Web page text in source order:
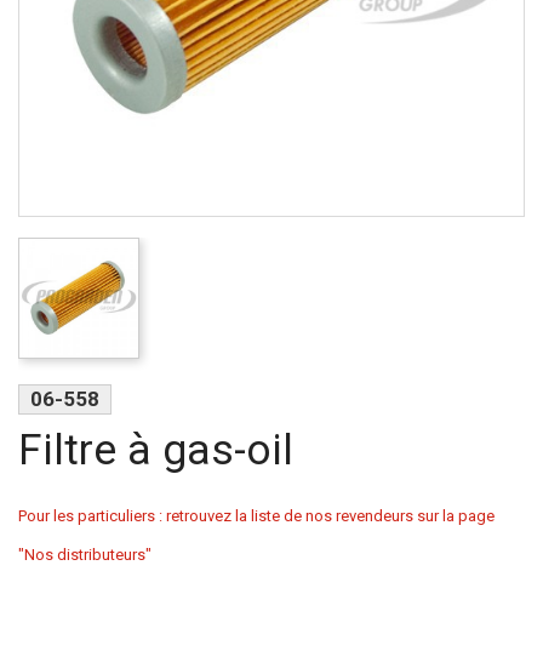
06-558
Filtre à gas-oil
Pour les particuliers : retrouvez la liste de nos revendeurs sur la page
"Nos distributeurs"